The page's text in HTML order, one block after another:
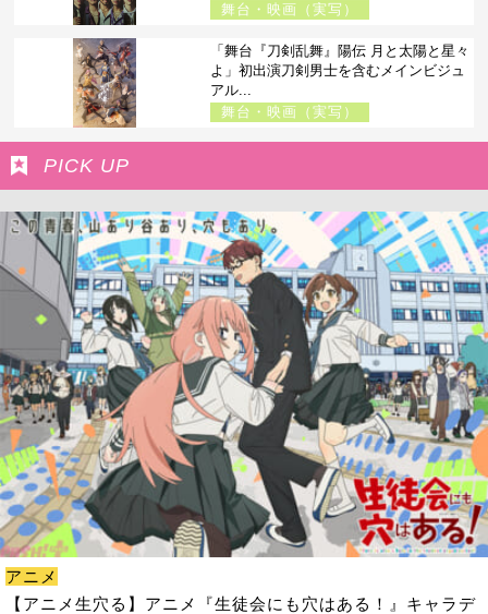
舞台・映画（実写）
「舞台『刀剣乱舞』陽伝 月と太陽と星々
よ」初出演刀剣男士を含むメインビジュ
アル...
舞台・映画（実写）
PICK UP
アニメ
【アニメ生穴る】アニメ『生徒会にも穴はある！』キャラデ